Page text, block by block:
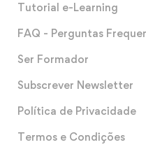
Tutorial e-Learning
FAQ - Perguntas
Ser Formador
Subscrever Newsletter
Política de Privacidade
Termos e Condições